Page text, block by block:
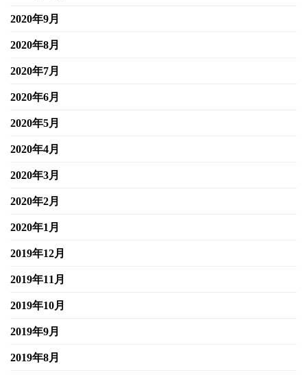
2020年9月
2020年8月
2020年7月
2020年6月
2020年5月
2020年4月
2020年3月
2020年2月
2020年1月
2019年12月
2019年11月
2019年10月
2019年9月
2019年8月